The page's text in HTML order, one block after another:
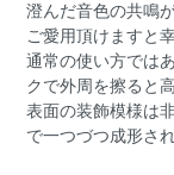
澄んだ音色の共鳴
ご愛用頂けますと
通常の使い方では
クで外周を擦ると
表面の装飾模様は
で一つづつ成形さ